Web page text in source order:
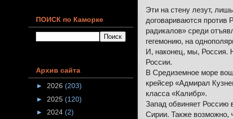
Эти на стену лезут,
договариваются
радикалов» среди
гегемонию, на
И, наконец, мы, Россия.
России.
В Средиземное море
крейсер «Адмирал
класса «Калибр».
Запад обвиняет Россию
Сирии. Также возможно,
ПОИСК по Каморке
Архив сайта
► 2026 (203)
► 2025 (120)
► 2024 (2)